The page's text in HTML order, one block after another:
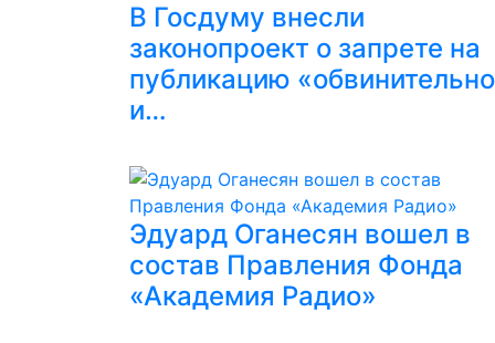
В Госдуму внесли
законопроект о запрете на
публикацию
и…
Эдуард Оганесян вошел в
состав Правления Фонда
«Академия Радио»